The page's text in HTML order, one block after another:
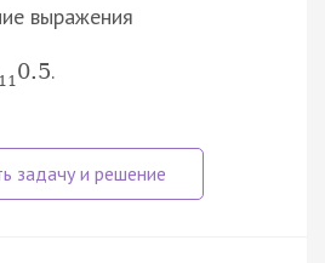
выражения
110.5.